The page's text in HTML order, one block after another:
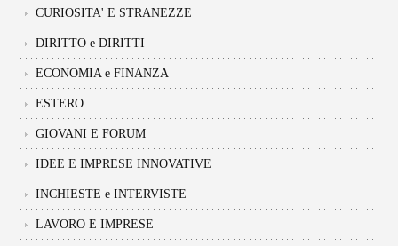
CURIOSITA' E STRANEZZE
DIRITTO e DIRITTI
ECONOMIA e FINANZA
ESTERO
GIOVANI E FORUM
IDEE E IMPRESE INNOVATIVE
INCHIESTE e INTERVISTE
LAVORO E IMPRESE